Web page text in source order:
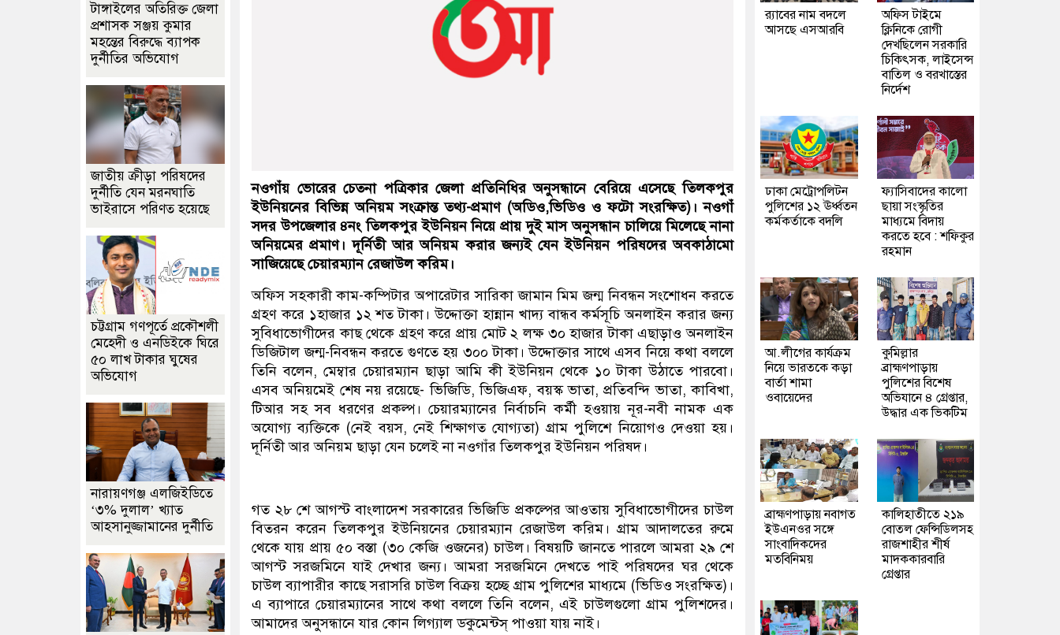
নওগাঁয় ভোরের চেতনা পত্রিকার জেলা প্রতিনিধির অনুসন্ধানে বেরিয়ে এসেছে তিলকপুর
ইউনিয়নের বিভিন্ন অনিয়ম সংক্রান্ত তথ্য-প্রমাণ (অডিও,ভিডিও ও ফটো সংরক্ষিত)। নওগাঁ
সদর উপজেলার ৪নং তিলকপুর ইউনিয়ন নিয়ে প্রায় দুই মাস অনুসন্ধান চালিয়ে মিলেছে নানা
অনিয়মের প্রমাণ। দূর্নিতী আর অনিয়ম করার জন্যই যেন ইউনিয়ন পরিষদের অবকাঠামো
সাজিয়েছে চেয়ারম্যান রেজাউল করিম।
অফিস সহকারী কাম-কম্পিটার অপারেটার সারিকা জামান মিম জন্ম নিবন্ধন সংশোধন করতে
গ্রহণ করে ১হাজার ১২ শত টাকা। উদ্দোক্তা হান্নান খাদ্য বান্ধব কর্মসূচি অনলাইন করার জন্য
সুবিধাভোগীদের কাছ থেকে গ্রহণ করে প্রায় মোট ২ লক্ষ ৩০ হাজার টাকা এছাড়াও অনলাইন
ডিজিটাল জন্ম-নিবন্ধন করতে গুণতে হয় ৩০০ টাকা। উদ্দোক্তার সাথে এসব নিয়ে কথা বললে
তিনি বলেন, মেম্বার চেয়ারম্যান ছাড়া আমি কী ইউনিয়ন থেকে ১০ টাকা উঠাতে পারবো।
এসব অনিয়মেই শেষ নয় রয়েছে- ভিজিডি, ভিজিএফ, বয়স্ক ভাতা, প্রতিবন্দি ভাতা, কাবিখা,
টিআর সহ সব ধরণের প্রকল্প। চেয়ারম্যানের নির্বাচনি কর্মী হওয়ায় নূর-নবী নামক এক
অযোগ্য ব্যক্তিকে (নেই বয়স, নেই শিক্ষাগত যোগ্যতা) গ্রাম পুলিশে নিয়োগও দেওয়া হয়।
দূর্নিতী আর অনিয়ম ছাড়া যেন চলেই না নওগাঁর তিলকপুর ইউনিয়ন পরিষদ।
গত ২৮ শে আগস্ট বাংলাদেশ সরকারের ভিজিডি প্রকল্পের আওতায় সুবিধাভোগীদের চাউল
বিতরন করেন তিলকপুর ইউনিয়নের চেয়ারম্যান রেজাউল করিম। গ্রাম আদালতের রুমে
থেকে যায় প্রায় ৫০ বস্তা (৩০ কেজি ওজনের) চাউল। বিষয়টি জানতে পারলে আমরা ২৯ শে
আগস্ট সরজমিনে যাই দেখার জন্য। আমরা সরজমিনে দেখতে পাই পরিষদের ঘর থেকে
চাউল ব্যাপারীর কাছে সরাসরি চাউল বিক্রয় হচ্ছে গ্রাম পুলিশের মাধ্যমে (ভিডিও সংরক্ষিত)।
এ ব্যাপারে চেয়ারম্যানের সাথে কথা বললে তিনি বলেন, এই চাউলগুলো গ্রাম পুলিশদের।
আমাদের অনুসন্ধানে যার কোন লিগ্যাল ডকুমেন্টস্ পাওয়া যায় নাই।
টাঙ্গাইলের অতিরিক্ত জেলা
প্রশাসক সঞ্জয় কুমার
মহন্তের বিরুদ্ধে ব্যাপক
দুর্নীতির অভিযোগ
জাতীয় ক্রীড়া পরিষদের
দুর্নীতি যেন মরনঘাতি
ভাইরাসে পরিণত হয়েছে
চট্টগ্রাম গণপূর্তে প্রকৌশলী
মেহেদী ও এনডিইকে ঘিরে
৫০ লাখ টাকার ঘুষের
অভিযোগ
নারায়ণগঞ্জ এলজিইডিতে
‘৩% দুলাল’ খ্যাত
আহসানুজ্জামানের দুর্নীতি
র‍্যাবের নাম বদলে
আসছে এসআরবি
অফিস টাইমে
ক্লিনিকে রোগী
দেখছিলেন সরকারি
চিকিৎসক, লাইসেন্স
বাতিল ও বরখাস্তের
নির্দেশ
ঢাকা মেট্রোপলিটন
পুলিশের ১২ ঊর্ধ্বতন
কর্মকর্তাকে বদলি
ফ্যাসিবাদের কালো
ছায়া সংস্কৃতির
মাধ্যমে বিদায়
করতে হবে : শফিকুর
রহমান
আ.লীগের কার্যক্রম
নিয়ে ভারতকে কড়া
বার্তা শামা
ওবায়েদের
কুমিল্লার
ব্রাহ্মণপাড়ায়
পুলিশের বিশেষ
অভিযানে ৪ গ্রেপ্তার,
উদ্ধার এক ভিকটিম
ব্রাহ্মণপাড়ায় নবাগত
ইউএনওর সঙ্গে
সাংবাদিকদের
মতবিনিময়
কালিহাতীতে ২১৯
বোতল ফেন্সিডিলসহ
রাজশাহীর শীর্ষ
মাদককারবারি
গ্রেপ্তার